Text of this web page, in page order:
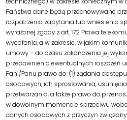
Państwa dane będą przechowywane
rozpatrzenia zapytania lub wniesienia
wyrażonej zgody z art. 172 Prawa
wycofania, a w zakresie, w jakim
umowy – do czasu zakończenia jej
przedawnienia ewentualnych roszczeń
Pani/Panu prawo do: (1) żądania
osobowych, ich sprostowania,
przetwarzania, a także prawo do
w dowolnym momencie sprzeciwu
danych osobowych z przyczyn